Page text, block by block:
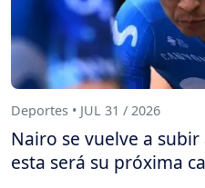
Deportes • JUL 31 / 2026
Nairo se vuelve a
esta será su próxima